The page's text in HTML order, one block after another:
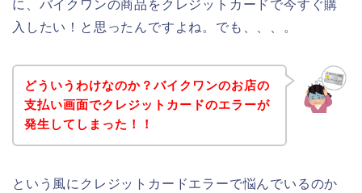
に、バイクワンの商品をクレジットカードで今すぐ購
入したい！と思ったんですよね。でも、、、。
どういうわけなのか？バイクワンのお店の
支払い画面でクレジットカードのエラーが
発生してしまった！！
という風にクレジットカードエラーで悩んでいるのか